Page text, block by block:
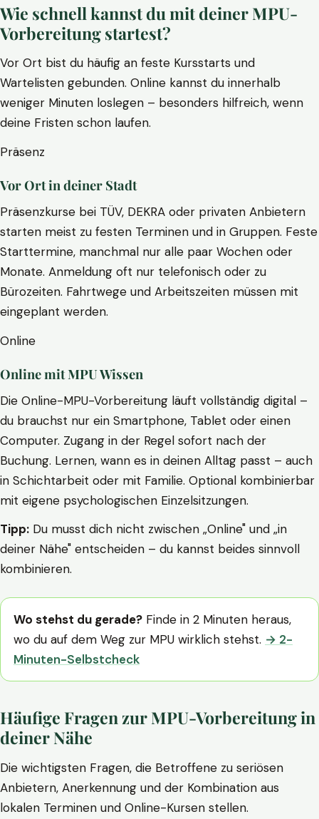
Wie schnell kannst du mit deiner MPU-
Vorbereitung startest?
Vor Ort bist du häufig an feste Kursstarts und
Wartelisten gebunden. Online kannst du innerhalb
weniger Minuten loslegen – besonders hilfreich, wenn
deine Fristen schon laufen.
Präsenz
Vor Ort in deiner Stadt
Präsenzkurse bei TÜV, DEKRA oder privaten Anbietern
starten meist zu festen Terminen und in Gruppen. Feste
Starttermine, manchmal nur alle paar Wochen oder
Monate. Anmeldung oft nur telefonisch oder zu
Bürozeiten. Fahrtwege und Arbeitszeiten müssen mit
eingeplant werden.
Online
Online mit MPU Wissen
Die Online-MPU-Vorbereitung läuft vollständig digital –
du brauchst nur ein Smartphone, Tablet oder einen
Computer. Zugang in der Regel sofort nach der
Buchung. Lernen, wann es in deinen Alltag passt – auch
in Schichtarbeit oder mit Familie. Optional kombinierbar
mit eigene psychologischen Einzelsitzungen.
Tipp: Du musst dich nicht zwischen „Online" und „in
deiner Nähe" entscheiden – du kannst beides sinnvoll
kombinieren.
Wo stehst du gerade? Finde in 2 Minuten heraus,
wo du auf dem Weg zur MPU wirklich stehst. → 2-
Minuten-Selbstcheck
Häufige Fragen zur MPU-Vorbereitung in
deiner Nähe
Die wichtigsten Fragen, die Betroffene zu seriösen
Anbietern, Anerkennung und der Kombination aus
lokalen Terminen und Online-Kursen stellen.